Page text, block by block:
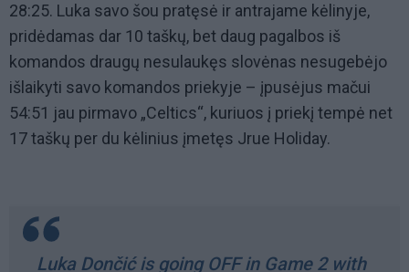
28:25. Luka savo šou pratęsė ir antrajame kėlinyje,
pridėdamas dar 10 taškų, bet daug pagalbos iš
komandos draugų nesulaukęs slovėnas nesugebėjo
išlaikyti savo komandos priekyje – įpusėjus mačui
54:51 jau pirmavo „Celtics“, kuriuos į priekį tempė net
17 taškų per du kėlinius įmetęs Jrue Holiday.
Luka Dončić is going OFF in Game 2 with